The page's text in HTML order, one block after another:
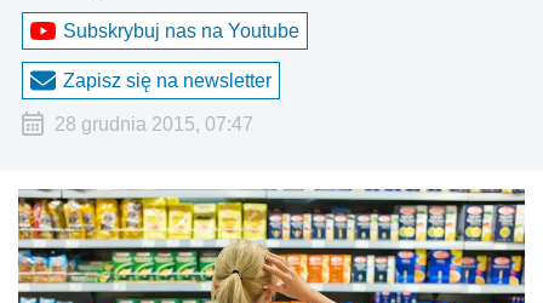
Subskrybuj nas na Youtube
Zapisz się na newsletter
28 grudnia 2015, 07:47